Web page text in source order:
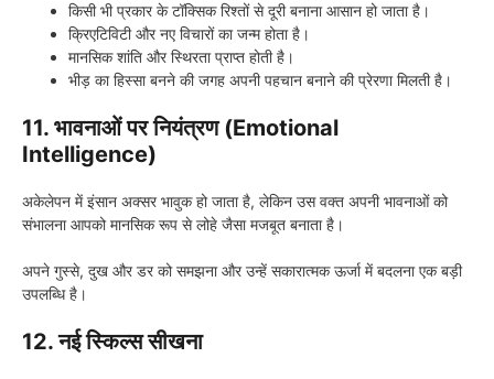
किसी भी प्रकार के टॉक्सिक रिश्तों से दूरी बनाना आसान हो जाता है।
क्रिएटिविटी और नए विचारों का जन्म होता है।
मानसिक शांति और स्थिरता प्राप्त होती है।
भीड़ का हिस्सा बनने की जगह अपनी पहचान बनाने की प्रेरणा मिलती है।
11. भावनाओं पर नियंत्रण (Emotional
Intelligence)
अकेलेपन में इंसान अक्सर भावुक हो जाता है, लेकिन उस वक्त अपनी भावनाओं को
संभालना आपको मानसिक रूप से लोहे जैसा मजबूत बनाता है।
अपने गुस्से, दुख और डर को समझना और उन्हें सकारात्मक ऊर्जा में बदलना एक बड़ी
उपलब्धि है।
12. नई स्किल्स सीखना